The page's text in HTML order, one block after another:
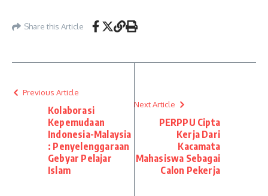
Share this Article
Previous Article
Kolaborasi
Kepemudaan
Indonesia-Malaysia
: Penyelenggaraan
Gebyar Pelajar
Islam
Next Article
PERPPU Cipta
Kerja Dari
Kacamata
Mahasiswa Sebagai
Calon Pekerja